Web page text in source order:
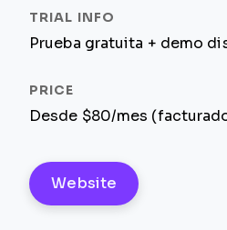
Prueba gratuita + demo
Desde $80/mes
Website